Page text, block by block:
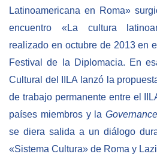
Latinoamericana en Roma»
encuentro «La cultura
realizado en octubre de 2013 en
Festival de la Diplomacia. En
Cultural del IILA lanzó la
de trabajo permanente entre el
países miembros y laGovernance
se diera salida a un diálogo
«Sistema Cultura» de Roma y